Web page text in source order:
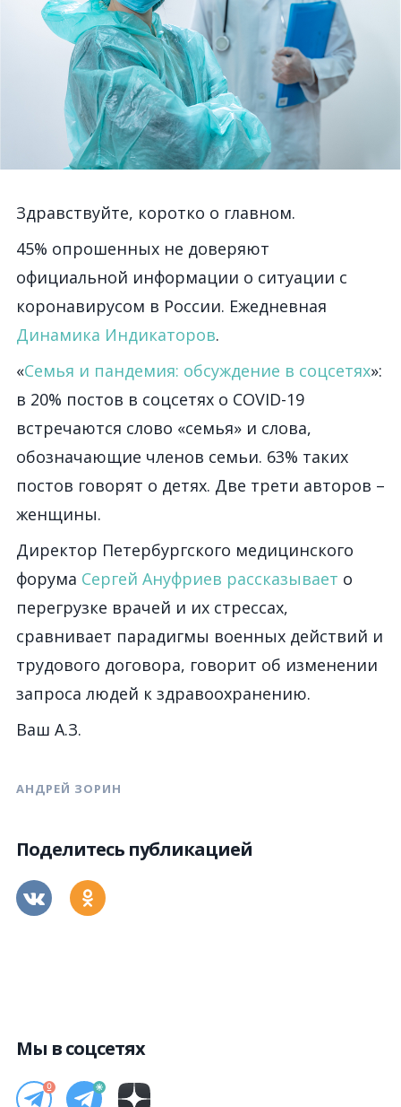
Здравствуйте, коротко о главном.
45% опрошенных не доверяют
официальной информации о ситуации с
коронавирусом в России. Ежедневная
Динамика Индикаторов.
«Семья и пандемия: обсуждение в соцсетях»:
в 20% постов в соцсетях о COVID-19
встречаются слово «семья» и слова,
обозначающие членов семьи. 63% таких
постов говорят о детях. Две трети авторов –
женщины.
Директор Петербургского медицинского
форума Сергей Ануфриев рассказывает о
перегрузке врачей и их стрессах,
сравнивает парадигмы военных действий и
трудового договора, говорит об изменении
запроса людей к здравоохранению.
Ваш А.З.
АНДРЕЙ ЗОРИН
Поделитесь публикацией
Мы в соцсетях